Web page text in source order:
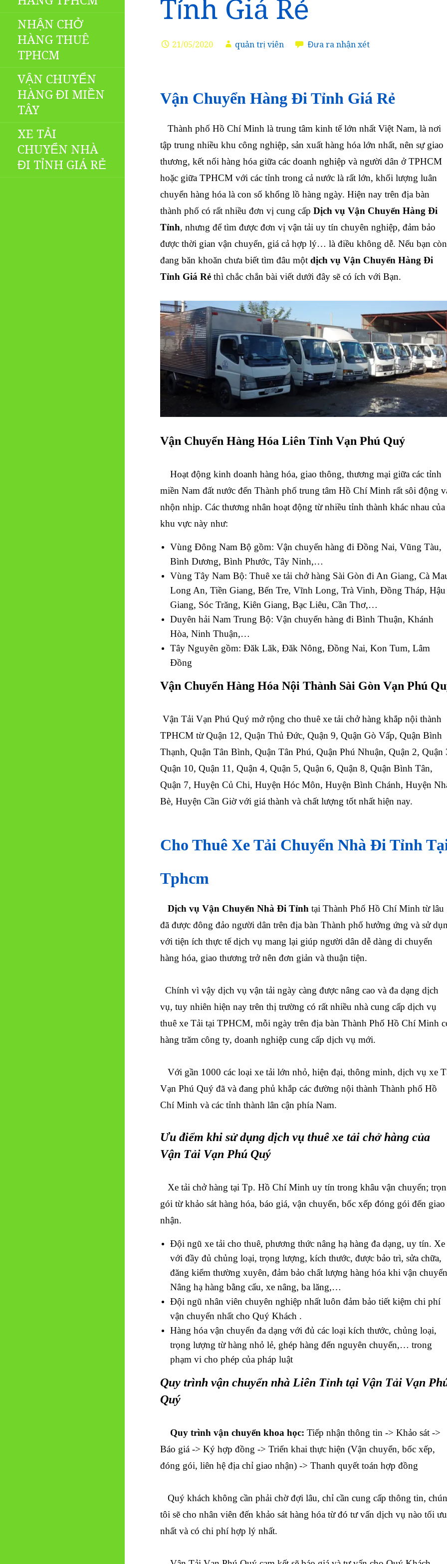
NHẬN CHỞ
HÀNG THUÊ
TPHCM
VẬN CHUYỂN
HÀNG ĐI MIỀN
TÂY
XE TẢI
CHUYỂN NHÀ
ĐI TỈNH GIÁ RẺ
Tỉnh Giá Rẻ
21/05/2020 quản trị viên Đưa ra nhận xét
Vận Chuyển Hàng Đi Tỉnh Giá Rẻ
Thành phố Hồ Chí Minh là trung tâm kinh tế lớn nhất Việt Nam, là nơi
tập trung nhiều khu công nghiệp, sản xuất hàng hóa lớn nhất, nên sự giao
thương, kết nối hàng hóa giữa các doanh nghiệp và người dân ở TPHCM
hoặc giữa TPHCM với các tỉnh trong cả nước là rất lớn, khối lượng luân
chuyển hàng hóa là con số khổng lồ hàng ngày. Hiện nay trên địa bàn
thành phố có rất nhiều đơn vị cung cấp Dịch vụ Vận Chuyển Hàng Đi
Tỉnh, nhưng để tìm được đơn vị vận tải uy tín chuyên nghiệp, đảm bảo
được thời gian vận chuyển, giá cả hợp lý… là điều không dễ. Nếu bạn còn
đang băn khoăn chưa biết tìm đâu một dịch vụ Vận Chuyển Hàng Đi
Tỉnh Giá Rẻ thì chắc chắn bài viết dưới đây sẽ có ích với Bạn.
Vận Chuyển Hàng Hóa Liên Tỉnh Vạn Phú Quý
Hoạt động kinh doanh hàng hóa, giao thông, thương mại giữa các tỉnh
miền Nam đất nước đến Thành phố trung tâm Hồ Chí Minh rất sôi động
nhộn nhịp. Các thương nhân hoạt động từ nhiều tỉnh thành khác nhau của
khu vực này như:
Vùng Đông Nam Bộ gồm: Vận chuyển hàng đi Đồng Nai, Vũng Tàu,
Bình Dương, Bình Phước, Tây Ninh,…
Vùng Tây Nam Bộ: Thuê xe tải chở hàng Sài Gòn đi An Giang, Cà
Long An, Tiền Giang, Bến Tre, Vĩnh Long, Trà Vinh, Đồng Tháp, Hậu
Giang, Sóc Trăng, Kiên Giang, Bạc Liêu, Cần Thơ,…
Duyên hải Nam Trung Bộ: Vận chuyển hàng đi Bình Thuận, Khánh
Hòa, Ninh Thuận,…
Tây Nguyên gồm: Đăk Lăk, Đăk Nông, Đồng Nai, Kon Tum, Lâm
Đồng
Vận Chuyển Hàng Hóa Nội Thành Sài Gòn Vạn Phú
Vận Tải Vạn Phú Quý mở rộng cho thuê xe tải chở hàng khắp nội thành
TPHCM từ Quận 12, Quận Thủ Đức, Quận 9, Quận Gò Vấp, Quận Bình
Thạnh, Quận Tân Bình, Quận Tân Phú, Quận Phú Nhuận, Quận 2, Quận
Quận 10, Quận 11, Quận 4, Quận 5, Quận 6, Quận 8, Quận Bình Tân,
Quận 7, Huyện Củ Chi, Huyện Hóc Môn, Huyện Bình Chánh, Huyện
Bè, Huyện Cần Giờ với giá thành và chất lượng tốt nhất hiện nay.
Cho Thuê Xe Tải Chuyển Nhà Đi Tỉnh
Tphcm
Dịch vụ Vận Chuyển Nhà Đi Tỉnh tại Thành Phố Hồ Chí Minh từ lâu
đã được đông đảo người dân trên địa bàn Thành phố hưởng ứng và sử
với tiện ích thực tế dịch vụ mang lại giúp người dân dễ dàng di chuyển
hàng hóa, giao thương trở nên đơn giản và thuận tiện.
Chính vì vậy dịch vụ vận tải ngày càng được nâng cao và đa dạng dịch
vụ, tuy nhiên hiện nay trên thị trường có rất nhiều nhà cung cấp dịch vụ
thuê xe Tải tại TPHCM, mỗi ngày trên địa bàn Thành Phố Hồ Chí Minh
hàng trăm công ty, doanh nghiệp cung cấp dịch vụ mới.
Với gần 1000 các loại xe tải lớn nhỏ, hiện đại, thông minh, dịch vụ xe
Vạn Phú Quý đã và đang phủ khắp các đường nội thành Thành phố Hồ
Chí Minh và các tỉnh thành lân cận phía Nam.
Ưu điểm khi sử dụng dịch vụ thuê xe tải chở hàng của
Vận Tải Vạn Phú Quý
Xe tải chở hàng tại Tp. Hồ Chí Minh uy tín trong khâu vận chuyển; trọn
gói từ khảo sát hàng hóa, báo giá, vận chuyển, bốc xếp đóng gói đến giao
nhận.
Đội ngũ xe tải cho thuê, phương thức nâng hạ hàng đa dạng, uy tín. Xe
với đầy đủ chủng loại, trọng lượng, kích thước, được bảo trì, sửa chữa,
đăng kiểm thường xuyên, đảm bảo chất lượng hàng hóa khi vận
Nâng hạ hàng bằng cẩu, xe nâng, ba lăng,…
Đội ngũ nhân viên chuyên nghiệp nhất luôn đảm bảo tiết kiệm chi phí
vận chuyển nhất cho Quý Khách .
Hàng hóa vận chuyển đa dạng với đủ các loại kích thước, chủng loại,
trọng lượng từ hàng nhỏ lẻ, ghép hàng đến nguyên chuyến,… trong
phạm vi cho phép của pháp luật
Quy trình vận chuyển nhà Liên Tỉnh tại Vận Tải Vạn
Quý
Quy trình vận chuyển khoa học: Tiếp nhận thông tin -> Khảo sát ->
Báo giá -> Ký hợp đồng -> Triển khai thực hiện (Vận chuyển, bốc xếp,
đóng gói, liên hệ địa chỉ giao nhận) -> Thanh quyết toán hợp đồng
Quý khách không cần phải chờ đợi lâu, chỉ cần cung cấp thông tin,
tôi sẽ cho nhân viên đến khảo sát hàng hóa từ đó tư vấn dịch vụ nào tối ưu
nhất và có chi phí hợp lý nhất.